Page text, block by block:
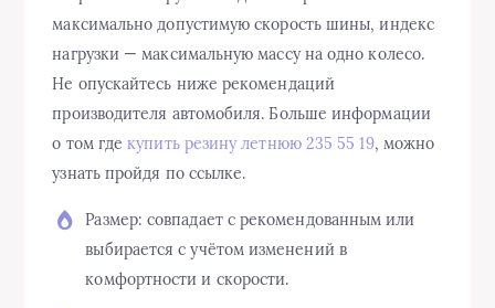
максимально допустимую скорость шины, индекс
нагрузки — максимальную массу на одно колесо.
Не опускайтесь ниже рекомендаций
производителя автомобиля. Больше информации
о том гдекупить резину летнюю 235 55 19, можно
узнать пройдя по ссылке.
Размер: совпадает с рекомендованным или
выбирается с учётом изменений в
комфортности и скорости.